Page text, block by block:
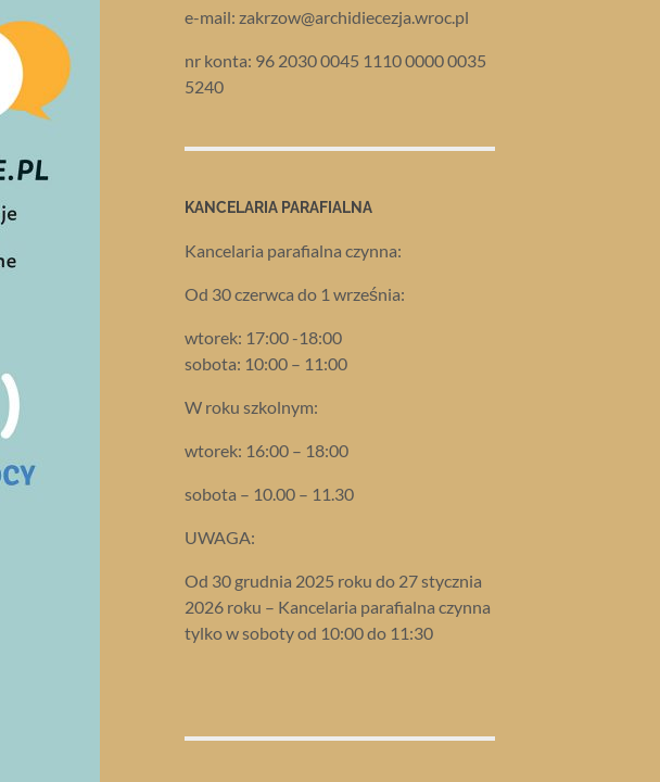
e-mail: zakrzow@archidiecezja.wroc.pl
nr konta: 96 2030 0045 1110 0000 0035
5240
KANCELARIA PARAFIALNA
Kancelaria parafialna czynna:
Od 30 czerwca do 1 września:
wtorek: 17:00 -18:00
sobota: 10:00 – 11:00
W roku szkolnym:
wtorek: 16:00 – 18:00
sobota – 10.00 – 11.30
UWAGA:
Od 30 grudnia 2025 roku do 27 stycznia
2026 roku – Kancelaria parafialna czynna
tylko w soboty od 10:00 do 11:30